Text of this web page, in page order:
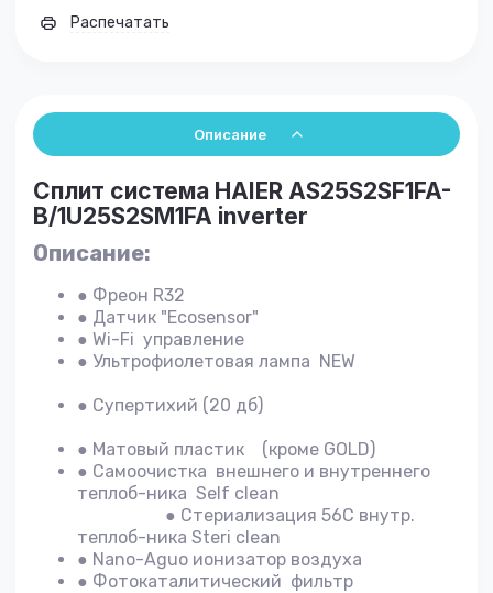
Распечатать
Описание
Сплит система HAIER AS25S2SF1FA-
B/1U25S2SM1FA inverter
Описание:
● Фреон R32
● Датчик "Ecosensor"
● Wi-Fi управление
● Ультрофиолетовая лампа NEW
● Супертихий (20 дб)
● Матовый пластик (кроме GOLD)
● Самоочистка внешнего и внутреннего
теплоб-ника Self clean
● Стериализация 56С внутр.
теплоб-ника Steri clean
● Nano-Aguo ионизатор воздуха
● Фотокаталитический фильтр